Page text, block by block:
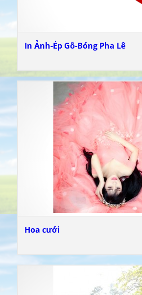
In Ảnh-Ép Gỗ-Bóng Pha Lê
Hoa cưới